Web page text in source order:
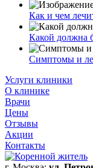
Как и чем
Какой должна
Симптомы и
Услуги клиники
О клинике
Врачи
Цены
Отзывы
Акции
Контакты